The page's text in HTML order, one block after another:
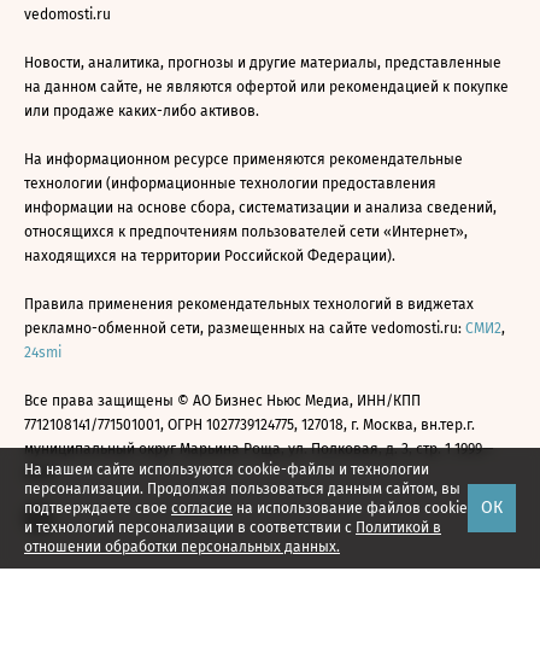
На нашем сайте используются cookie-файлы и технологии
персонализации. Продолжая пользоваться данным сайтом, вы
подтверждаете свое согласие на использование файлов cookie
и технологий персонализации в соответствии с Политикой в
отношении обработки персональных данных.
ОК
vedomosti.ru
Новости, аналитика, прогнозы и другие материалы, представленные
на данном сайте, не являются офертой или рекомендацией к покупке
или продаже каких-либо активов.
На информационном ресурсе применяются рекомендательные
технологии (информационные технологии предоставления
информации на основе сбора, систематизации и анализа сведений,
относящихся к предпочтениям пользователей сети «Интернет»,
находящихся на территории Российской Федерации).
Правила применения рекомендательных технологий в виджетах
рекламно-обменной сети, размещенных на сайте vedomosti.ru: СМИ2,
24smi
Все права защищены © АО Бизнес Ньюс Медиа, ИНН/КПП
7712108141/771501001, ОГРН 1027739124775, 127018, г. Москва, вн.тер.г.
муниципальный округ Марьина Роща, ул. Полковая, д. 3, стр. 1 1999—
2026